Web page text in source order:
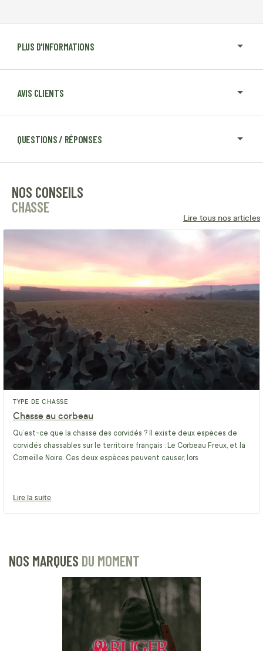
PLUS D'INFORMATIONS
AVIS CLIENTS
QUESTIONS / RÉPONSES
NOS CONSEILS
CHASSE
Lire tous nos articles
TYPE DE CHASSE
Chasse au corbeau
Qu’est-ce que la chasse des corvidés ? Il existe deux espèces de
corvidés chassables sur le territoire français : Le Corbeau Freux, et la
Corneille Noire. Ces deux espèces peuvent causer, lors
Lire la suite
NOS MARQUES DU MOMENT